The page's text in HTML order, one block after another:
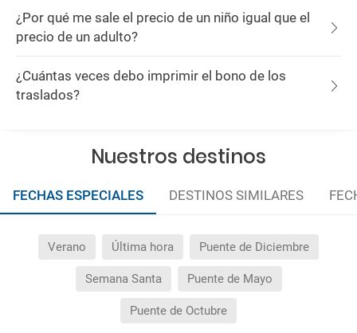
¿Por qué me sale el precio de un niño igual que el
precio de un adulto?
¿Cuántas veces debo imprimir el bono de los
traslados?
Nuestros destinos
FECHAS ESPECIALES DESTINOS SIMILARES
Verano Última hora Puente de Diciembre
Semana Santa Puente de Mayo
Puente de Octubre